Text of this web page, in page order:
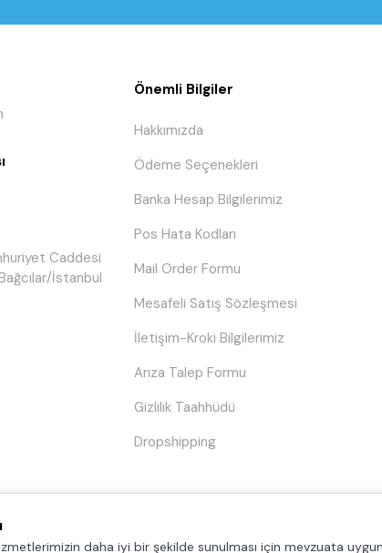
Caddesi
İstanbul
Önemli Bilgiler
Hakkımızda
Ödeme Seçenekleri
Banka Hesap Bilgilerimiz
Pos Hata Kodları
Mail Order Formu
Mesafeli Satış Sözleşmesi
İletişim-Kroki Bilgilerimiz
Arıza Talep Formu
Gizlilik Taahhüdü
Dropshipping
daha iyi bir şekilde sunulması için mevzuata